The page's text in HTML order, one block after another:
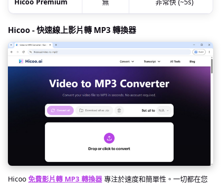
Hicoo Premium 無 非常快 (~5s)
Hicoo - 快速線上影片轉 MP3 轉換器
Hicoo 免費影片轉 MP3 轉換器 專注於速度和簡單性。一切都在您